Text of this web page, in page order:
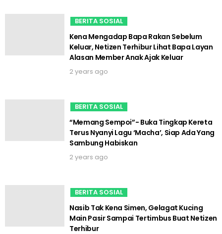
BERITA SOSIAL
Kena Mengadap Bapa Rakan Sebelum
Keluar, Netizen Terhibur Lihat Bapa Layan
Alasan Member Anak Ajak Keluar
2 years ago
BERITA SOSIAL
“Memang Sempoi”- Buka Tingkap Kereta
Terus Nyanyi Lagu ‘Macha’, Siap Ada Yang
Sambung Habiskan
2 years ago
BERITA SOSIAL
Nasib Tak Kena Simen, Gelagat Kucing
Main Pasir Sampai Tertimbus Buat Netizen
Terhibur